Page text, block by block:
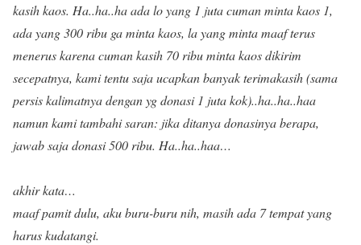
kasih kaos. Ha..ha..ha ada lo yang 1 juta cuman minta kaos 1,
ada yang 300 ribu ga minta kaos, la yang minta maaf terus
menerus karena cuman kasih 70 ribu minta kaos dikirim
secepatnya, kami tentu saja ucapkan banyak terimakasih (sama
persis kalimatnya dengan yg donasi 1 juta kok)..ha..ha..haa
namun kami tambahi saran: jika ditanya donasinya berapa,
jawab saja donasi 500 ribu. Ha..ha..haa…
akhir kata…
maaf pamit dulu, aku buru-buru nih, masih ada 7 tempat yang
harus kudatangi.